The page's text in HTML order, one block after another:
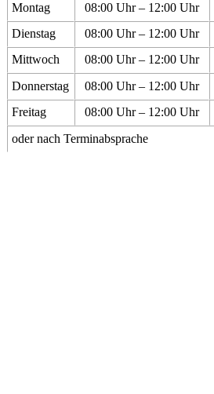
Montag 08:00 Uhr – 12:00 Uhr
Dienstag
08:00 Uhr – 12:00 Uhr
Mittwoch
08:00 Uhr – 12:00 Uhr
Donnerstag
08:00 Uhr – 12:00 Uhr
Freitag
08:00 Uhr – 12:00 Uhr
oder nach Terminabsprache